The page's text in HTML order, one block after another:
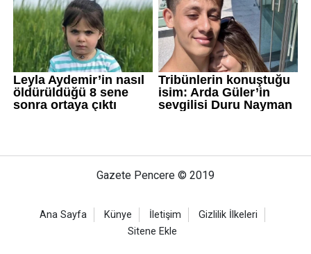
Gazete Pencere © 2019
Ana Sayfa Künye İletişim
Gizlilik İlkeleri
Sitene Ekle